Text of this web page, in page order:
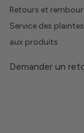
Retours et
Service des
aux produits
Demander un